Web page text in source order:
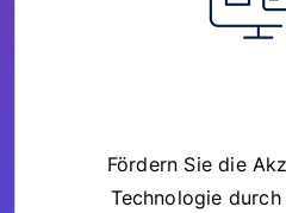
Fördern Sie die
Technologie